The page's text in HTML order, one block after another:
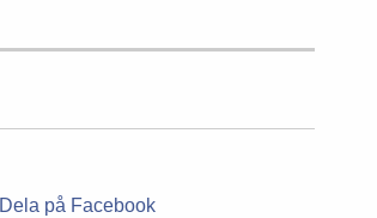
Dela på Facebook